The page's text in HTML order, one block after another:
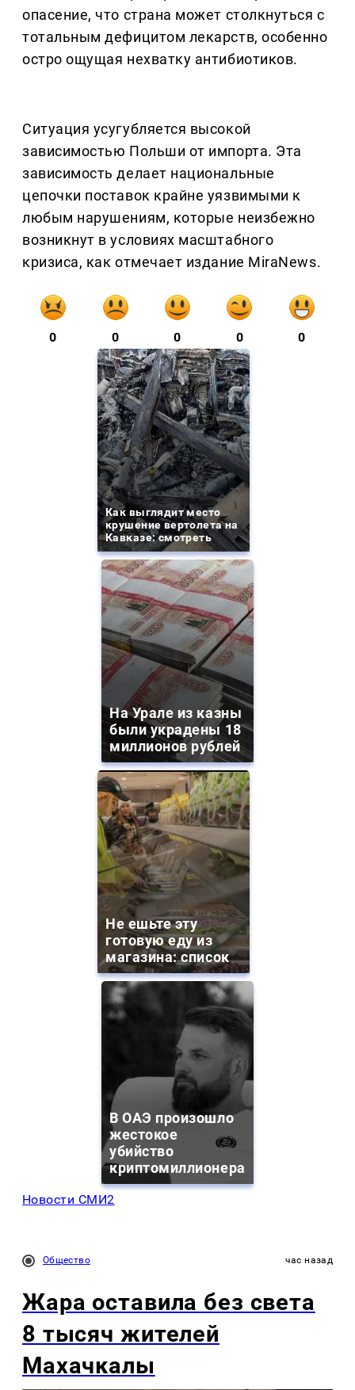
опасение, что страна может столкнуться с
тотальным дефицитом лекарств, особенно
остро ощущая нехватку антибиотиков.
Ситуация усугубляется высокой
зависимостью Польши от импорта. Эта
зависимость делает национальные
цепочки поставок крайне уязвимыми к
любым нарушениям, которые неизбежно
возникнут в условиях масштабного
кризиса, как отмечает издание MiraNews.
0 0 0 0 0
Как выглядит место
крушение вертолета на
Кавказе: смотреть
На Урале из казны
были украдены 18
миллионов рублей
Не ешьте эту
готовую еду из
магазина: список
В ОАЭ произошло
жестокое
убийство
криптомиллионера
Новости СМИ2
Общество час назад
Жара оставила без света
8 тысяч жителей
Махачкалы